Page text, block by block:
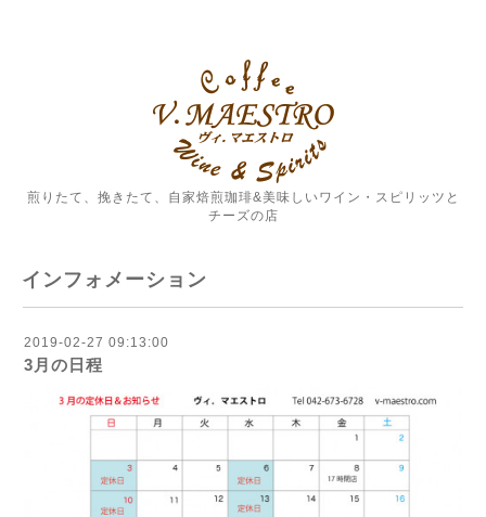
煎りたて、挽きたて、自家焙煎珈琲&美味しいワイン・スピリッツと
チーズの店
インフォメーション
2019-02-27 09:13:00
3月の日程